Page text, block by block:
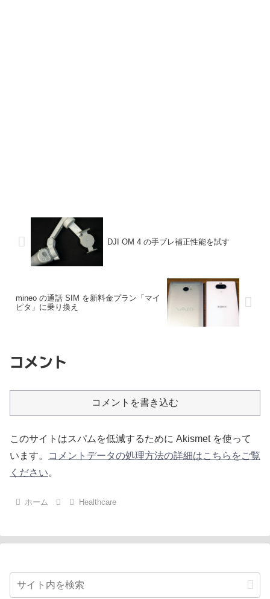
DJI OM 4 の手ブレ補正性能を試す
mineo の通話 SIM を新料金プラン「マイ
ピタ」に乗り換え
コメント
コメントを書き込む
このサイトはスパムを低減するために Akismet を使って
います。
コメントデータの処理方法の詳細はこちらをご覧
ください。
ホーム Healthcare